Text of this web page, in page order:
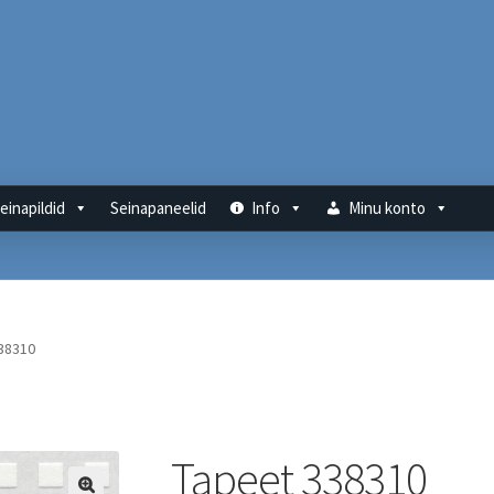
Seinapaneelid Info Minu konto
Tapeet 338310